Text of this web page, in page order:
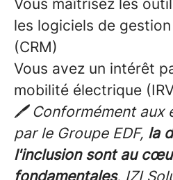
Vous maîtrisez les
les logiciels de
(CRM)
Vous avez un intérêt
mobilité électrique
🖊️ Conformément aux
par le Groupe EDF, la
l'inclusion sont au
fondamentales. IZI